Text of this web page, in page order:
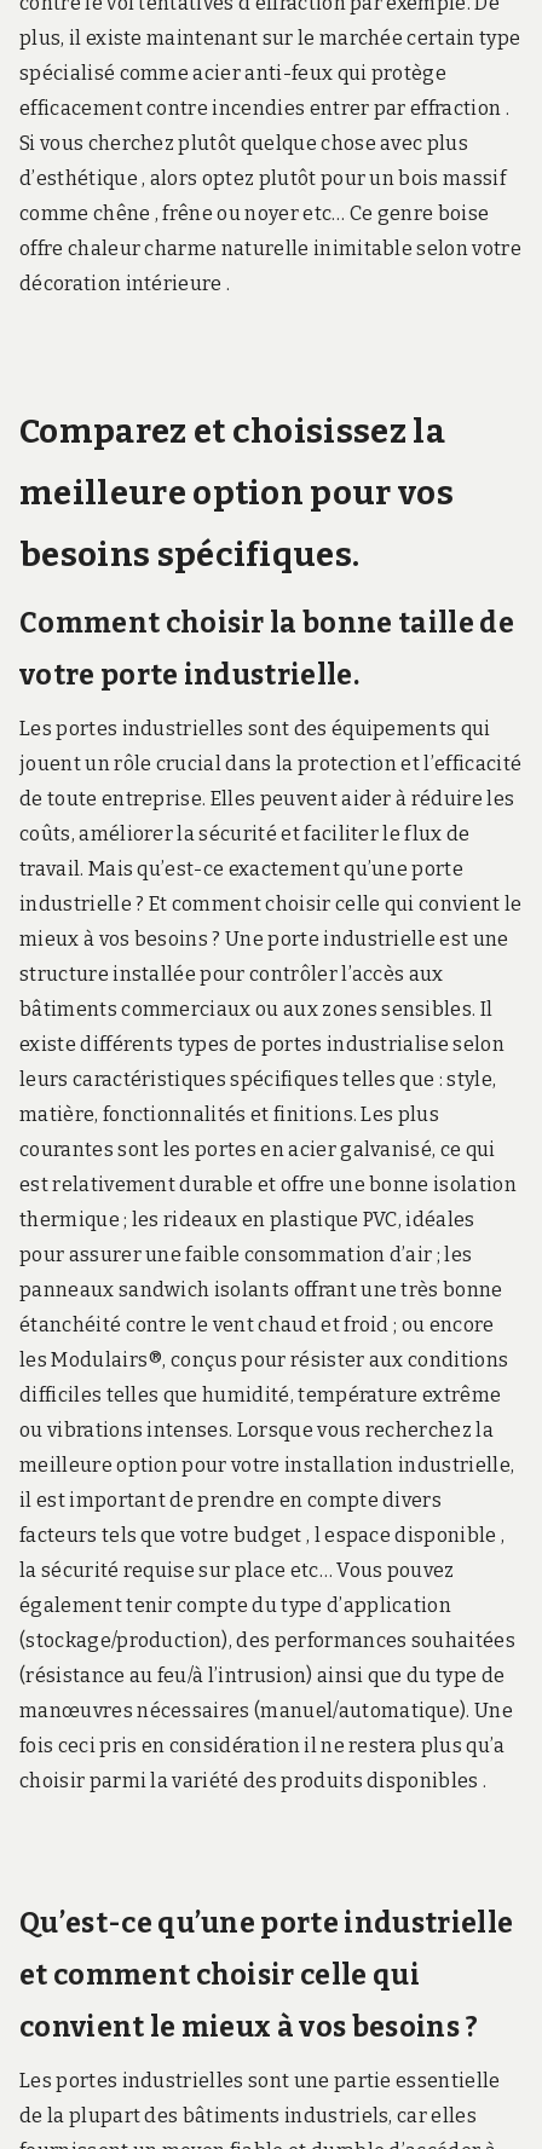
plus, il existe maintenant sur le marchée certain type
spécialisé comme acier anti-feux qui protège
efficacement contre incendies entrer par effraction .
Si vous cherchez plutôt quelque chose avec plus
d’esthétique , alors optez plutôt pour un bois massif
comme chêne , frêne ou noyer etc… Ce genre boise
offre chaleur charme naturelle inimitable selon votre
décoration intérieure .
Comparez et choisissez la
meilleure option pour vos
besoins spécifiques.
Comment choisir la bonne taille de
votre porte industrielle.
Les portes industrielles sont des équipements qui
jouent un rôle crucial dans la protection et l’efficacité
de toute entreprise. Elles peuvent aider à réduire les
coûts, améliorer la sécurité et faciliter le flux de
travail. Mais qu’est-ce exactement qu’une porte
industrielle ? Et comment choisir celle qui convient le
mieux à vos besoins ? Une porte industrielle est une
structure installée pour contrôler l’accès aux
bâtiments commerciaux ou aux zones sensibles. Il
existe différents types de portes industrialise selon
leurs caractéristiques spécifiques telles que : style,
matière, fonctionnalités et finitions. Les plus
courantes sont les portes en acier galvanisé, ce qui
est relativement durable et offre une bonne isolation
thermique ; les rideaux en plastique PVC, idéales
pour assurer une faible consommation d’air ; les
panneaux sandwich isolants offrant une très bonne
étanchéité contre le vent chaud et froid ; ou encore
les Modulairs®, conçus pour résister aux conditions
difficiles telles que humidité, température extrême
ou vibrations intenses. Lorsque vous recherchez la
meilleure option pour votre installation industrielle,
il est important de prendre en compte divers
facteurs tels que votre budget , l espace disponible ,
la sécurité requise sur place etc… Vous pouvez
également tenir compte du type d’application
(stockage/production), des performances souhaitées
(résistance au feu/à l’intrusion) ainsi que du type de
manœuvres nécessaires (manuel/automatique). Une
fois ceci pris en considération il ne restera plus qu’a
choisir parmi la variété des produits disponibles .
Qu’est-ce qu’une porte industrielle
et comment choisir celle qui
convient le mieux à vos besoins ?
Les portes industrielles sont une partie essentielle
de la plupart des bâtiments industriels, car elles